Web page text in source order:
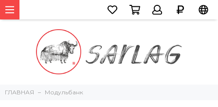
ГЛАВНАЯ Модульбанк